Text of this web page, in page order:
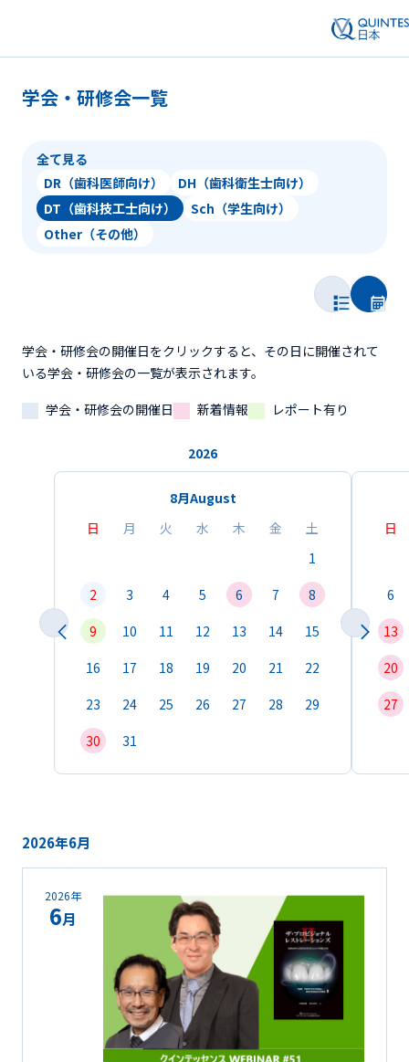
学会・研修会一覧
全て見る
DR（歯科医師向け）
DH（歯科衛生士向け）
DT（歯科技工士向け）
Sch（学生向け）
Other（その他）
学会・研修会の開催日をクリックすると、その日に開催されて
いる学会・研修会の一覧が表示されます。
学会・研修会の開催日
新着情報 レポート有り
2026
8月August
日
月 火 水 木 金
土
1
2
3 4 5 6 7
8
9
10 11 12 13 14
15
16
17 18 19 20 21
22
23
24 25 26 27 28
29
30
31
日
6
13
20
27
2026年6月
2026年
6月